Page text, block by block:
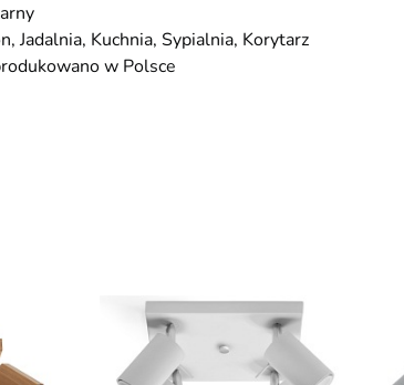
Jadalnia, Kuchnia, Sypialnia, Korytarz
w Polsce